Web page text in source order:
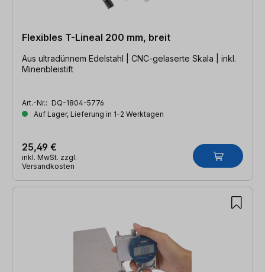
Flexibles T-Lineal 200 mm, breit
Aus ultradünnem Edelstahl | CNC-gelaserte Skala | inkl.
Minenbleistift
Art.-Nr.: DQ-1804-5776
Auf Lager, Lieferung in 1-2 Werktagen
25,49 €
inkl. MwSt. zzgl.
Versandkosten